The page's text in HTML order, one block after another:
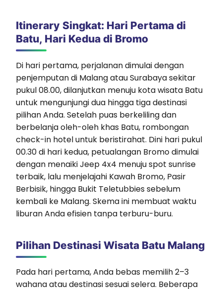
Itinerary Singkat: Hari Pertama di
Batu, Hari Kedua di Bromo
Di hari pertama, perjalanan dimulai dengan
penjemputan di Malang atau Surabaya sekitar
pukul 08.00, dilanjutkan menuju kota wisata Batu
untuk mengunjungi dua hingga tiga destinasi
pilihan Anda. Setelah puas berkeliling dan
berbelanja oleh-oleh khas Batu, rombongan
check-in hotel untuk beristirahat. Dini hari pukul
00.30 di hari kedua, petualangan Bromo dimulai
dengan menaiki Jeep 4x4 menuju spot sunrise
terbaik, lalu menjelajahi Kawah Bromo, Pasir
Berbisik, hingga Bukit Teletubbies sebelum
kembali ke Malang. Skema ini membuat waktu
liburan Anda efisien tanpa terburu-buru.
Pilihan Destinasi Wisata Batu Malang
Pada hari pertama, Anda bebas memilih 2–3
wahana atau destinasi sesuai selera. Beberapa